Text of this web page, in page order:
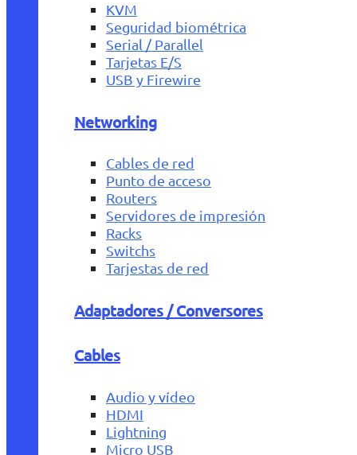
KVM
Seguridad biométrica
Serial / Parallel
Tarjetas E/S
USB y Firewire
Networking
Cables de red
Punto de acceso
Routers
Servidores de impresión
Racks
Switchs
Tarjestas de red
Adaptadores / Conversores
Cables
Audio y vídeo
HDMI
Lightning
Micro USB